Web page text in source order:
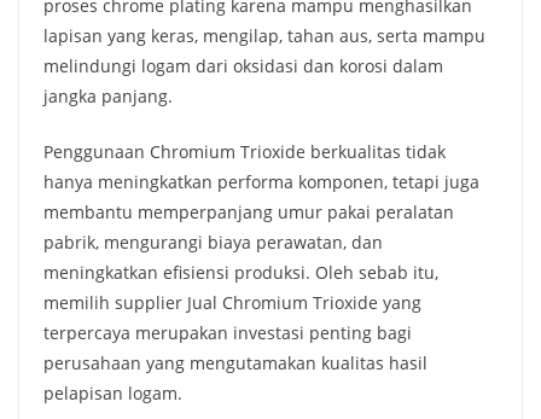
proses chrome plating karena mampu menghasilkan
lapisan yang keras, mengilap, tahan aus, serta mampu
melindungi logam dari oksidasi dan korosi dalam
jangka panjang.
Penggunaan Chromium Trioxide berkualitas tidak
hanya meningkatkan performa komponen, tetapi juga
membantu memperpanjang umur pakai peralatan
pabrik, mengurangi biaya perawatan, dan
meningkatkan efisiensi produksi. Oleh sebab itu,
memilih supplier Jual Chromium Trioxide yang
terpercaya merupakan investasi penting bagi
perusahaan yang mengutamakan kualitas hasil
pelapisan logam.